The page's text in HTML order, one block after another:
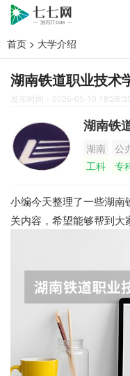
首页 > 大学介绍
湖南铁道职业技术
发布时间：2026-05-10
湖南铁
湖南
公
工科
专
小编今天整理了一些湖南
关内容，希望能够帮到大